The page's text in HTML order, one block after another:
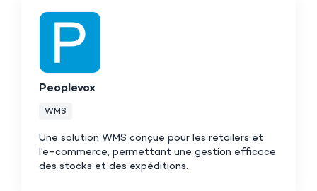
Peoplevox
WMS
Une solution WMS conçue pour les retailers et
l’e-commerce, permettant une gestion efficace
des stocks et des expéditions.